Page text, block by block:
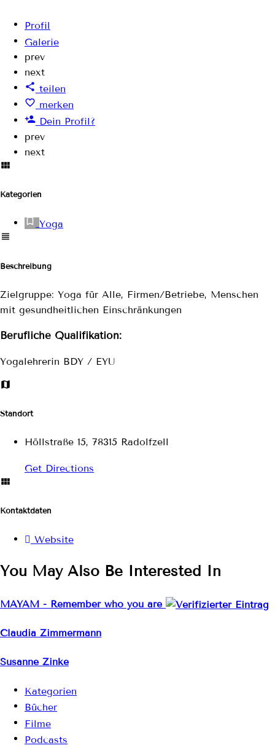
Profil
Galerie
prev
next
teilen
merken
Dein Profil?
prev
next
Kategorien
Yoga
Beschreibung
Zielgruppe: Yoga für Alle, Firmen/Betriebe, Menschen
mit gesundheitlichen Einschränkungen
Berufliche Qualifikation:
Yogalehrerin BDY / EYU
Standort
Höllstraße 15, 78315 Radolfzell
Get Directions
Kontaktdaten
Website
You May Also Be Interested In
MAYAM - Remember who you are
Claudia Zimmermann
Susanne Zinke
Kategorien
Bücher
Filme
Podcasts